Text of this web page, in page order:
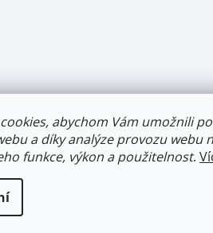
abychom Vám umožnili
a díky analýze provozu webu
funkce, výkon a použitelnost.